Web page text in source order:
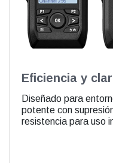
Eficiencia y
Diseñado para
potente con
resistencia para uso